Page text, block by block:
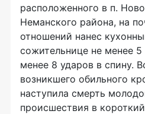
расположенного в п.
Неманского района, на
отношений нанес
сожительнице не менее 5
менее 8 ударов в спину.
возникшего обильного
наступила смерть
происшествия в